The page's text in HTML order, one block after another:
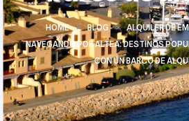
HOME > BLOG > ALQUILER DE
NAVEGANDO POR ALTEA: DESTINOS
CON UN BARCO DE